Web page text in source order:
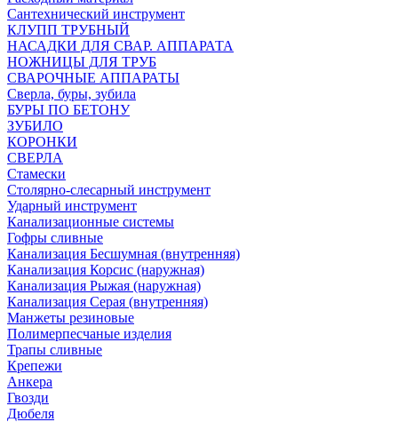
Сантехнический инструмент
КЛУПП ТРУБНЫЙ
НАСАДКИ ДЛЯ СВАР. АППАРАТА
НОЖНИЦЫ ДЛЯ ТРУБ
СВАРОЧНЫЕ АППАРАТЫ
Сверла, буры, зубила
БУРЫ ПО БЕТОНУ
ЗУБИЛО
КОРОНКИ
СВЕРЛА
Стамески
Столярно-слесарный инструмент
Ударный инструмент
Канализационные системы
Гофры сливные
Канализация Бесшумная (внутренняя)
Канализация Корсис (наружная)
Канализация Рыжая (наружная)
Канализация Серая (внутренняя)
Манжеты резиновые
Полимерпесчаные изделия
Трапы сливные
Крепежи
Анкера
Гвозди
Дюбеля